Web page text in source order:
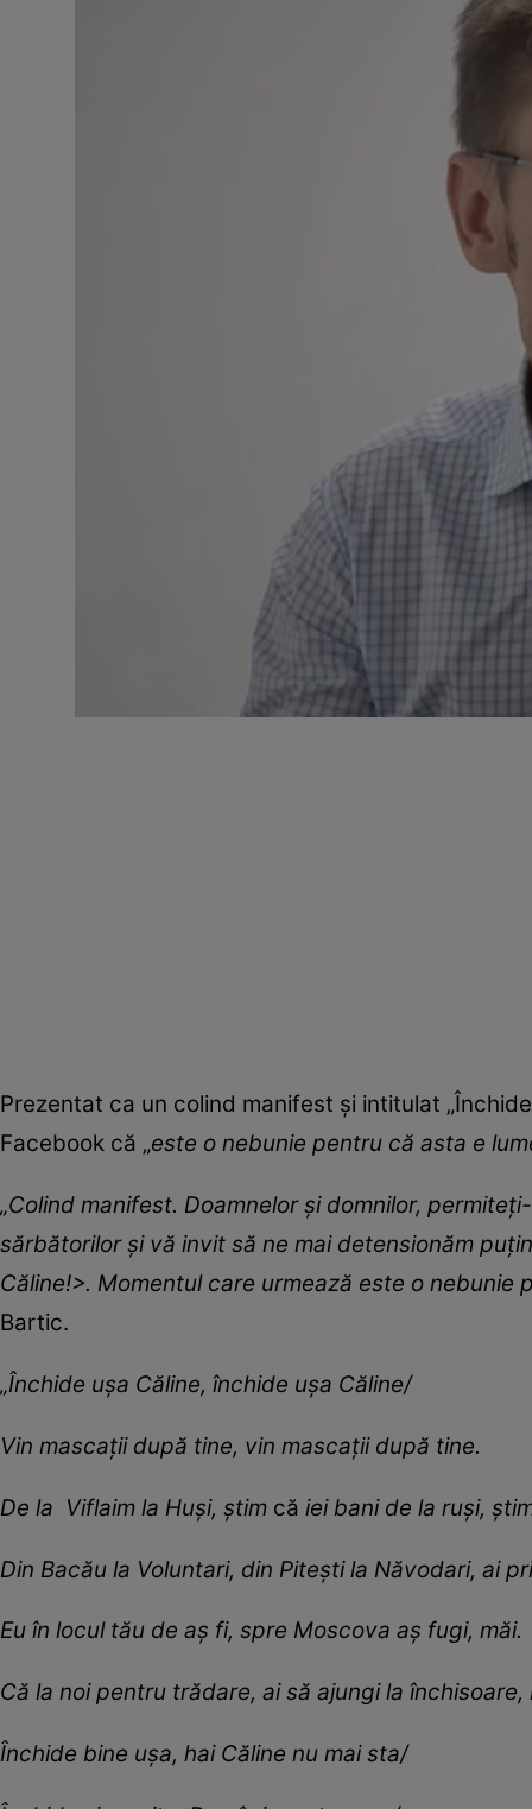
Prezentat ca un colind manifest și intitulat
Facebook că „este o nebunie pentru că asta e
„Colind manifest. Doamnelor și domnilor,
sărbătorilor și vă invit să ne mai detensionăm
Căline!>. Momentul care urmează este o nebunie
Bartic.
„Închide ușa Căline, închide ușa Căline/
Vin mascații după tine, vin mascații după tine.
De la Viflaim la Huși, știm că iei bani de la ruși,
Din Bacău la Voluntari, din Pitești la Năvodari, ai
Eu în locul tău de aș fi, spre Moscova aș fugi, măi.
Că la noi pentru trădare, ai să ajungi la
Închide bine ușa, hai Căline nu mai sta/